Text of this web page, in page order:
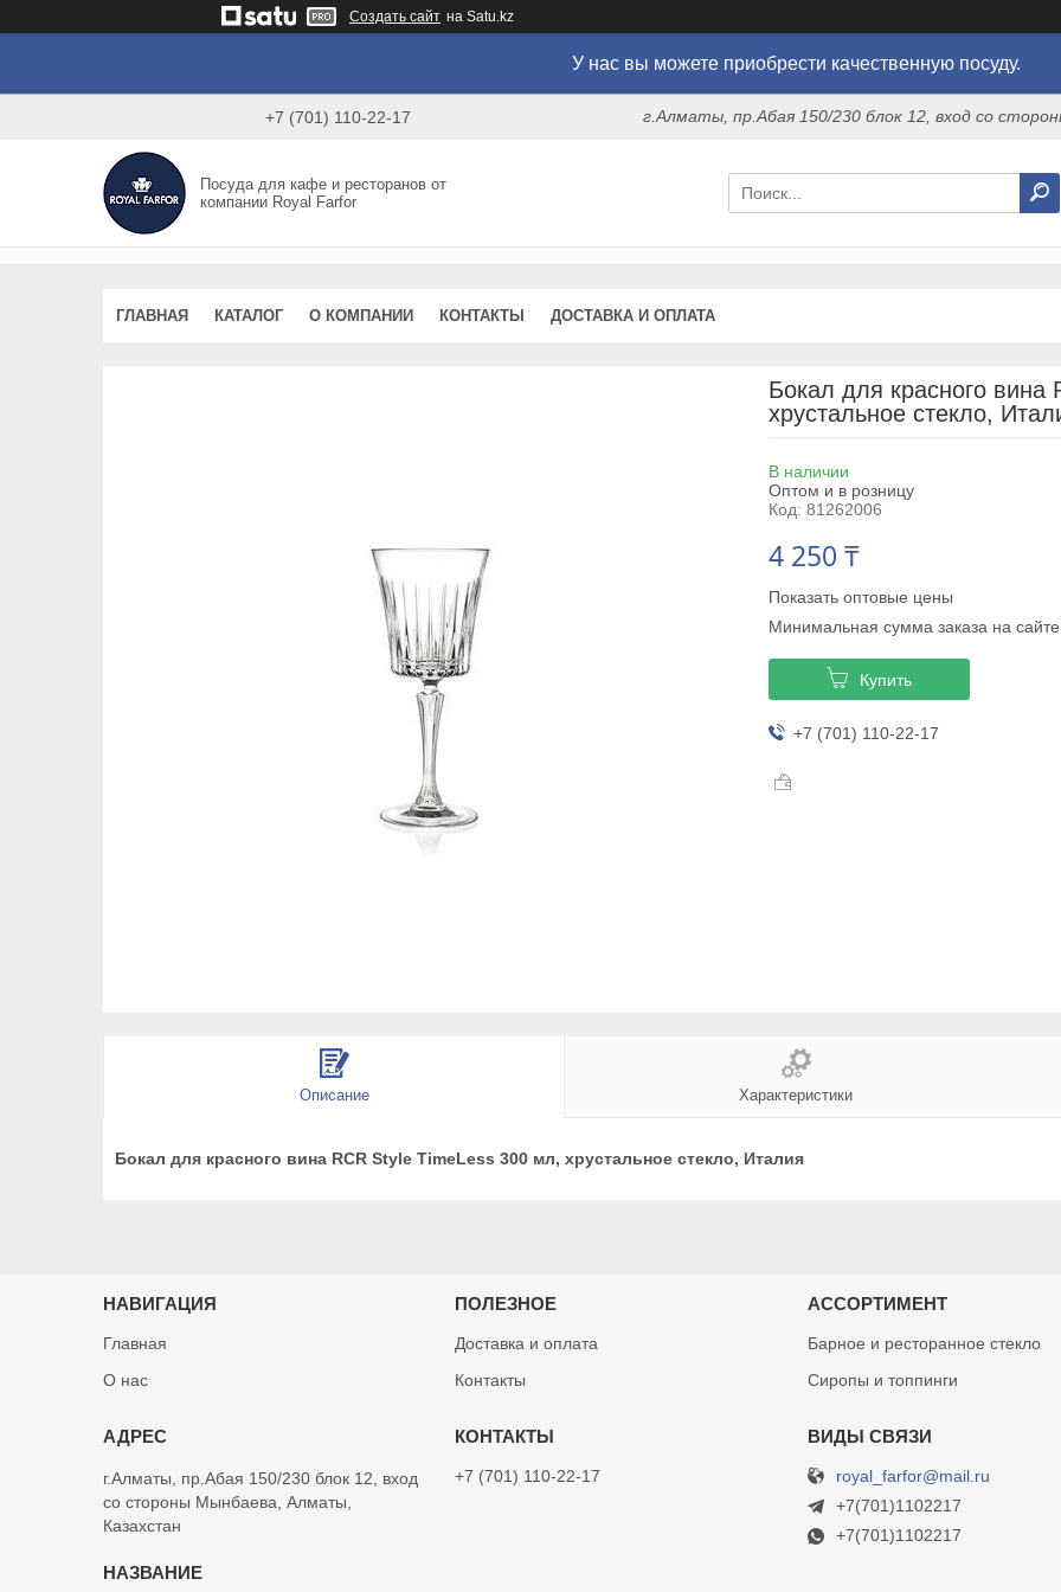
Создать сайт на Satu.kz
У нас вы можете приобрести качественную посуду.
+7 (701) 110-22-17 г.Алматы, пр.Абая 150/230 блок 12, вход со
Посуда для кафе и ресторанов от
компании Royal Farfor
ГЛАВНАЯ КАТАЛОГ О КОМПАНИИ КОНТАКТЫ ДОСТАВКА И ОПЛАТА
Бокал для красного вина
хрустальное стекло,
В наличии
Оптом и в розницу
Код: 81262006
4 250 ₸
Показать оптовые цены
Минимальная сумма заказа на
Купить
+7 (701) 110-22-17
Описание Характеристики
Бокал для красного вина RCR Style TimeLess 300 мл, хрустальное стекло, Италия
НАВИГАЦИЯ
Главная
О нас
ПОЛЕЗНОЕ
Доставка и оплата
Контакты
АССОРТИМЕНТ
Барное и ресторанное стекло
Сиропы и топпинги
г.Алматы, пр.Абая 150/230 блок 12, вход
со стороны Мынбаева, Алматы,
Казахстан
+7 (701) 110-22-17
royal_farfor@mail.ru
+7(701)1102217
+7(701)1102217